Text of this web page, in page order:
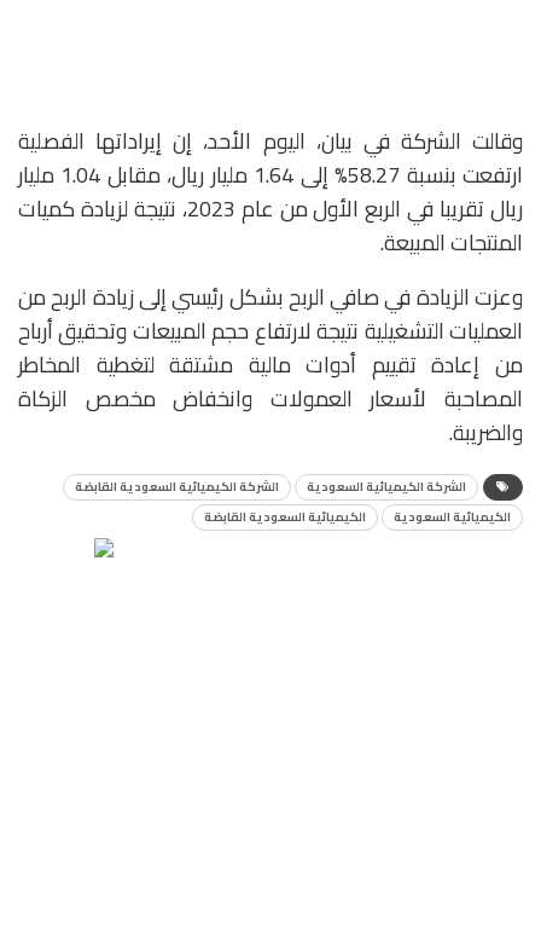
وقالت الشركة في بيان، اليوم الأحد، إن إيراداتها الفصلية
ارتفعت بنسبة 58.27% إلى 1.64 مليار ريال، مقابل 1.04 مليار
ريال تقريبا في الربع الأول من عام 2023، نتيجة لزيادة كميات
المنتجات المبيعة.
وعزت الزيادة في صافي الربح بشكل رئيسي إلى زيادة الربح من
العمليات التشغيلية نتيجة لارتفاع حجم المبيعات وتحقيق أرباح
من إعادة تقييم أدوات مالية مشتقة لتغطية المخاطر
المصاحبة لأسعار العمولات وانخفاض مخصص الزكاة
والضريبة.
الشركة الكيميائية السعودية
الشركة الكيميائية السعودية القابضة
الكيميائية السعودية
الكيميائية السعودية القابضة